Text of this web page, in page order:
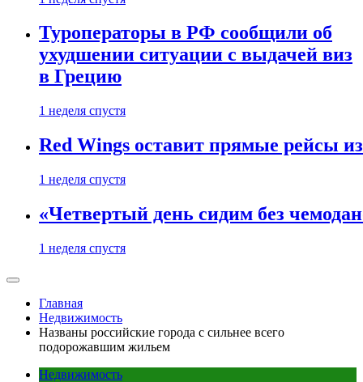
Туроператоры в РФ сообщили об
ухудшении ситуации с выдачей виз
в Грецию
1 неделя спустя
Red Wings оставит прямые рейсы
1 неделя спустя
«Четвертый день сидим без
1 неделя спустя
Главная
Недвижимость
Названы российские города с сильнее всего
подорожавшим жильем
Недвижимость